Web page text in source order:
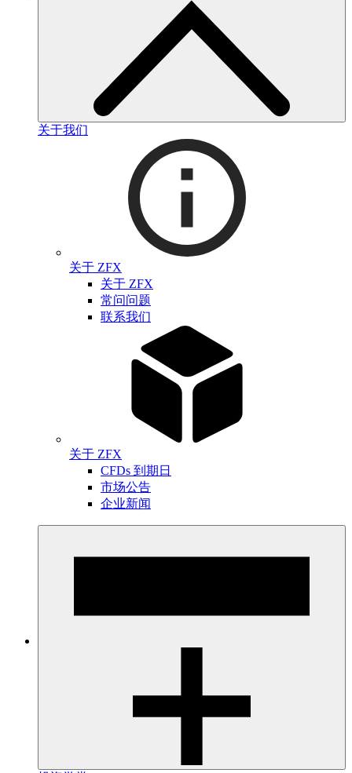
关于我们
关于 ZFX
关于 ZFX
常问问题
联系我们
关于 ZFX
CFDs 到期日
市场公告
企业新闻